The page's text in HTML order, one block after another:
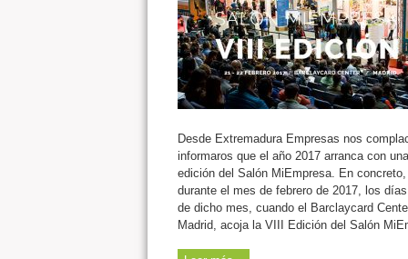
Desde Extremadura Empresas nos
informaros que el año 2017 arranca con
edición del Salón MiEmpresa. En
durante el mes de febrero de 2017, los
de dicho mes, cuando el Barclaycard
Madrid, acoja la VIII Edición del Salón